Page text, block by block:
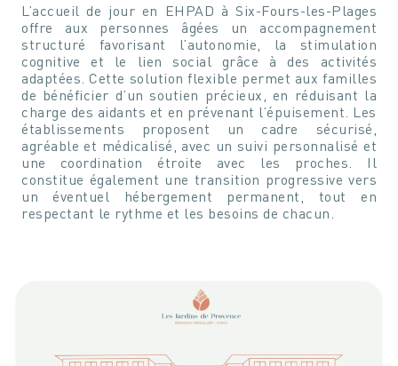
L’accueil de jour en EHPAD à Six-Fours-les-Plages
offre aux personnes âgées un accompagnement
structuré favorisant l’autonomie, la stimulation
cognitive et le lien social grâce à des activités
adaptées. Cette solution flexible permet aux familles
de bénéficier d’un soutien précieux, en réduisant la
charge des aidants et en prévenant l’épuisement. Les
établissements proposent un cadre sécurisé,
agréable et médicalisé, avec un suivi personnalisé et
une coordination étroite avec les proches. Il
constitue également une transition progressive vers
un éventuel hébergement permanent, tout en
respectant le rythme et les besoins de chacun.